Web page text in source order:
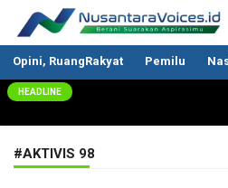
Nusantaravoices.id
Berani Suarakan Aspirasimu
Opini, RuangRakyat Pemilu
HEADLINE
#AKTIVIS 98